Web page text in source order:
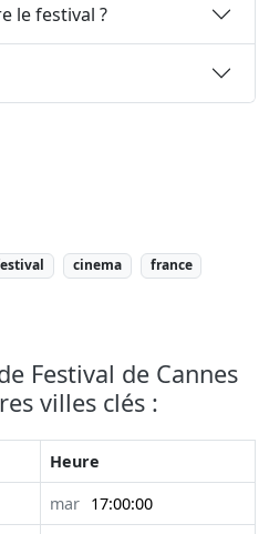
le festival ?
cinema
france
Festival de Cannes
villes clés :
Heure
mar 17:00:00